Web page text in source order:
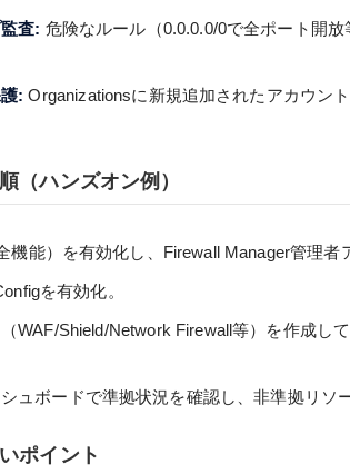
査: 危険なルール（0.0.0.0/0で全ポート開
: Organizationsに新規追加されたアカウン
（ハンズオン例）
機能）を有効化し、Firewall Manager管理者
を有効化。
WAF/Shield/Network Firewall等）を作成し
ュボードで準拠状況を確認し、非準拠リソ
ポイント